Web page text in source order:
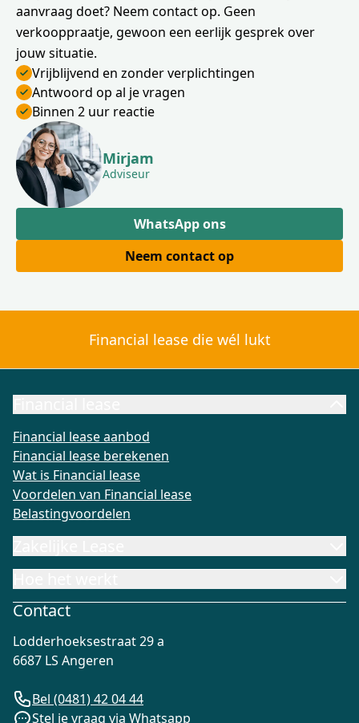
aanvraag doet? Neem contact op. Geen
verkooppraatje, gewoon een eerlijk gesprek over
jouw situatie.
Vrijblijvend en zonder verplichtingen
Antwoord op al je vragen
Binnen 2 uur reactie
Mirjam
Adviseur
WhatsApp ons
Neem contact op
Financial lease die wél lukt
Financial lease aanbod
Financial lease berekenen
Wat is Financial lease
Voordelen van Financial lease
Belastingvoordelen
Contact
Lodderhoeksestraat 29 a
6687 LS Angeren
Bel (0481) 42 04 44
Stel je vraag via Whatsapp